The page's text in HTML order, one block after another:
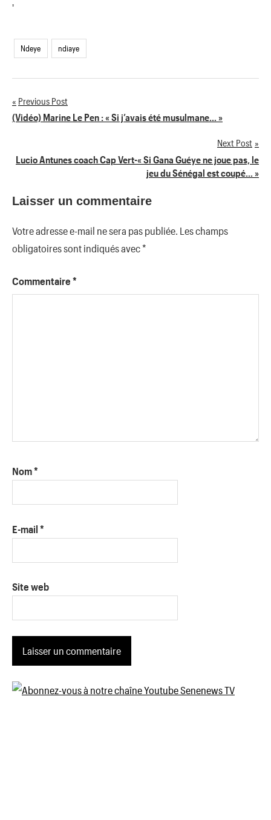
'
Ndeye ndiaye
Navigation
l’article
Previous Post
(Vidéo) Marine Le Pen : « Si j’avais été musulmane… »
Next Post
Lucio Antunes coach Cap Vert-« Si Gana Guéye ne joue pas, le
jeu du Sénégal est coupé… »
Laisser un commentaire
Votre adresse e-mail ne sera pas publiée. Les champs
obligatoires sont indiqués avec*
Commentaire *
Nom*
E-mail *
Site web